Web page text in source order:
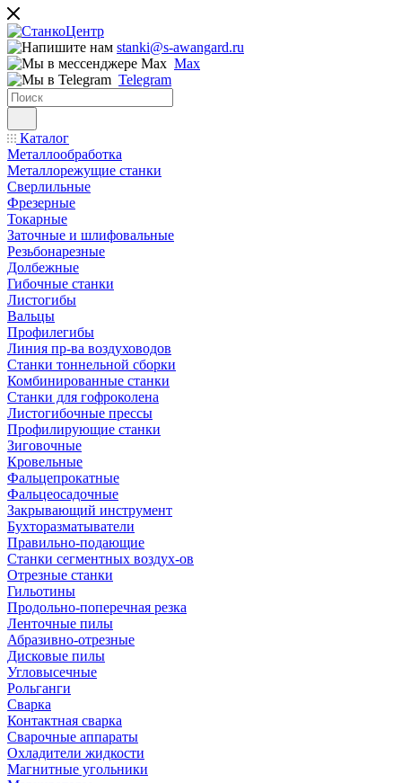
stanki@s-awangard.ru
Max
Telegram
Каталог
Металлообработка
Металлорежущие станки
Сверлильные
Фрезерные
Токарные
Заточные и шлифовальные
Резьбонарезные
Долбежные
Гибочные станки
Листогибы
Вальцы
Профилегибы
Линия пр-ва воздуховодов
Станки тоннельной сборки
Комбинированные станки
Станки для гофроколена
Листогибочные прессы
Профилирующие станки
Зиговочные
Кровельные
Фальцепрокатные
Фальцеосадочные
Закрывающий инструмент
Бухторазматыватели
Правильно-подающие
Станки сегментных воздух-ов
Отрезные станки
Гильотины
Продольно-поперечная резка
Ленточные пилы
Абразивно-отрезные
Дисковые пилы
Угловысечные
Рольганги
Сварка
Контактная сварка
Сварочные аппараты
Охладители жидкости
Магнитные угольники